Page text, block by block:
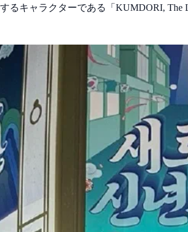
るキャラクターである「KUMDORI, The